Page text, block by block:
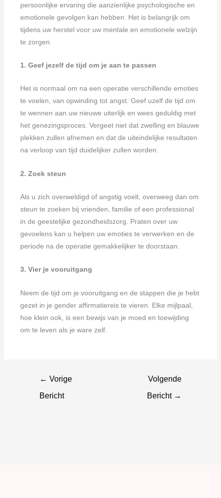
persoonlijke ervaring die aanzienlijke psychologische en
emotionele gevolgen kan hebben. Het is belangrijk om
tijdens uw herstel voor uw mentale en emotionele welzijn
te zorgen.
1. Geef jezelf de tijd om je aan te passen
Het is normaal om na een operatie verschillende emoties
te voelen, van opwinding tot angst. Geef uzelf de tijd om
te wennen aan uw nieuwe uiterlijk en wees geduldig met
het genezingsproces. Vergeet niet dat zwelling en blauwe
plekken zullen afnemen en dat de uiteindelijke resultaten
na verloop van tijd duidelijker zullen worden.
2. Zoek steun
Als u zich overweldigd of angstig voelt, overweeg dan om
steun te zoeken bij vrienden, familie of een professional
in de geestelijke gezondheidszorg. Praten over uw
gevoelens kan u helpen uw emoties te verwerken en de
periode na de operatie gemakkelijker te doorstaan.
3. Vier je vooruitgang
Neem de tijd om je vooruitgang en de stappen die je hebt
gezet in je gender affirmatiereis te vieren. Elke mijlpaal,
hoe klein ook, is een bewijs van je moed en toewijding
om te leven als je ware zelf.
← Vorige
Bericht
Volgende
Bericht →